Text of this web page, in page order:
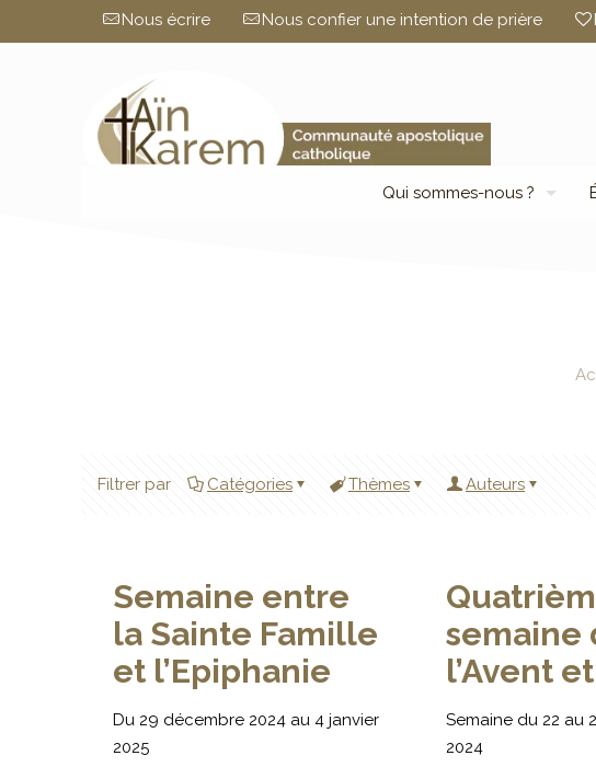
Nous écrire Nous confier une intention de prière
Qui sommes-nous ?
Filtrer par Catégories Thèmes Auteurs
Semaine entre
la Sainte Famille
et l’Epiphanie
Du 29 décembre 2024 au 4 janvier
2025
semaine
l’Avent
Semaine du 22 au
2024